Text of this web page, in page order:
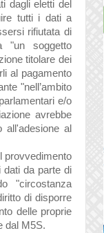
dagli eletti del
tutti i dati a
rifiutata di
"un soggetto
titolare dei
al pagamento
"nell’ambito
e/o
avrebbe
al
provvedimento
dati da parte di
"circostanza
di disporre
delle proprie
dal M5S.